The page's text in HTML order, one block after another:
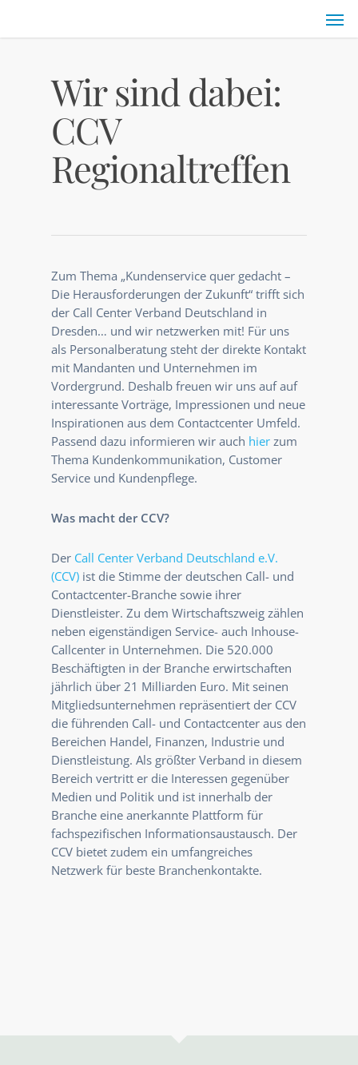
Wir sind dabei:
CCV
Regionaltreffen
Zum Thema „Kundenservice quer gedacht –
Die Herausforderungen der Zukunft“ trifft sich
der Call Center Verband Deutschland in
Dresden… und wir netzwerken mit! Für uns
als Personalberatung steht der direkte Kontakt
mit Mandanten und Unternehmen im
Vordergrund. Deshalb freuen wir uns auf auf
interessante Vorträge, Impressionen und neue
Inspirationen aus dem Contactcenter Umfeld.
Passend dazu informieren wir auch hier zum
Thema Kundenkommunikation, Customer
Service und Kundenpflege.
Was macht der CCV?
Der Call Center Verband Deutschland e.V.
(CCV) ist die Stimme der deutschen Call- und
Contactcenter-Branche sowie ihrer
Dienstleister. Zu dem Wirtschaftszweig zählen
neben eigenständigen Service- auch Inhouse-
Callcenter in Unternehmen. Die 520.000
Beschäftigten in der Branche erwirtschaften
jährlich über 21 Milliarden Euro. Mit seinen
Mitgliedsunternehmen repräsentiert der CCV
die führenden Call- und Contactcenter aus den
Bereichen Handel, Finanzen, Industrie und
Dienstleistung. Als größter Verband in diesem
Bereich vertritt er die Interessen gegenüber
Medien und Politik und ist innerhalb der
Branche eine anerkannte Plattform für
fachspezifischen Informationsaustausch. Der
CCV bietet zudem ein umfangreiches
Netzwerk für beste Branchenkontakte.